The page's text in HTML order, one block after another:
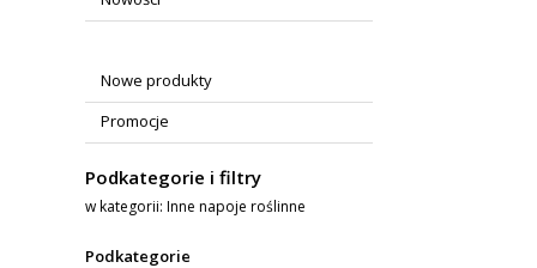
Nowe produkty
Promocje
Podkategorie i filtry
w kategorii: Inne napoje roślinne
Podkategorie